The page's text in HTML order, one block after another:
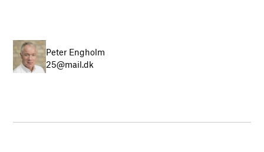
Peter Engholm
25@mail.dk